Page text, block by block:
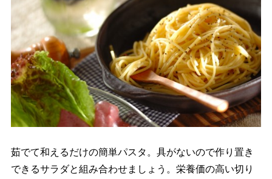
茹でて和えるだけの簡単パスタ。具がないので作り置き
できるサラダと組み合わせましょう。栄養価の高い切り